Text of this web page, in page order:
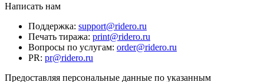
Написать нам
Поддержка: support@ridero.ru
Печать тиража: print@ridero.ru
Вопросы по услугам: order@ridero.ru
PR: pr@ridero.ru
Предоставляя персональные данные по указанным